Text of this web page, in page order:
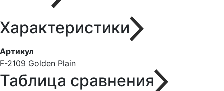
Характеристики
Артикул
F-2109 Golden Plain
Таблица сравнения